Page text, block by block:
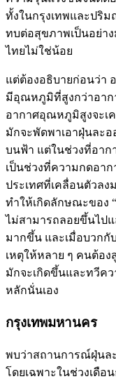
ทั้งในกรุงเทพและปริ
ทบต่อสุขภาพเป็นอย่า
ไทยไม่ใช่น้อย
แต่ต้องอธิบายก่อนว่า
มีอุณหภูมิที่สูงกว่าอาก
อากาศอุณหภูมิสูงจะเ
มักจะพัดพาเอาฝุ่นละ
บนฟ้า แต่ในช่วงที่อาก
เป็นช่วงที่ความกดอา
ประเทศที่เคลื่อนตัวล
ทำให้เกิดลักษณะของ
ไม่สามารถลอยขึ้นไป
มากขึ้น และเมื่อบวกกั
เหตุให้หลาย ๆ คนต้อง
มักจะเกิดขึ้นและทวีค
หลักนั่นเอง
กรุงเทพมหานคร
พบว่าสถานการณ์ฝุ่นล
โดยเฉพาะในช่วงเดือ